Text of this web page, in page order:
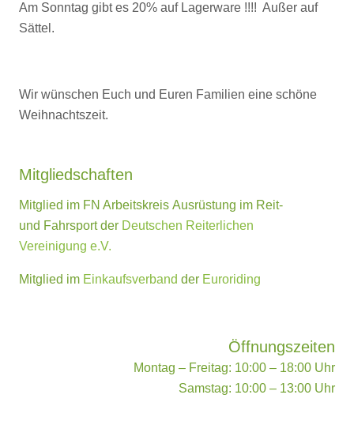
Am Sonntag gibt es 20% auf Lagerware !!!! Außer auf
Sättel.
Wir wünschen Euch und Euren Familien eine schöne
Weihnachtszeit.
Mitgliedschaften
Mitglied im FN Arbeitskreis Ausrüstung im Reit-
und Fahrsport der Deutschen Reiterlichen
Vereinigung e.V.
Mitglied im Einkaufsverband der Euroriding
Öffnungszeiten
Montag – Freitag: 10:00 – 18:00 Uhr
Samstag: 10:00 – 13:00 Uhr